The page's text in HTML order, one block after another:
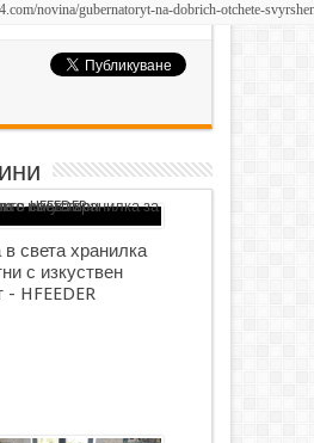
света хранилка
с изкуствен
- HFEEDER